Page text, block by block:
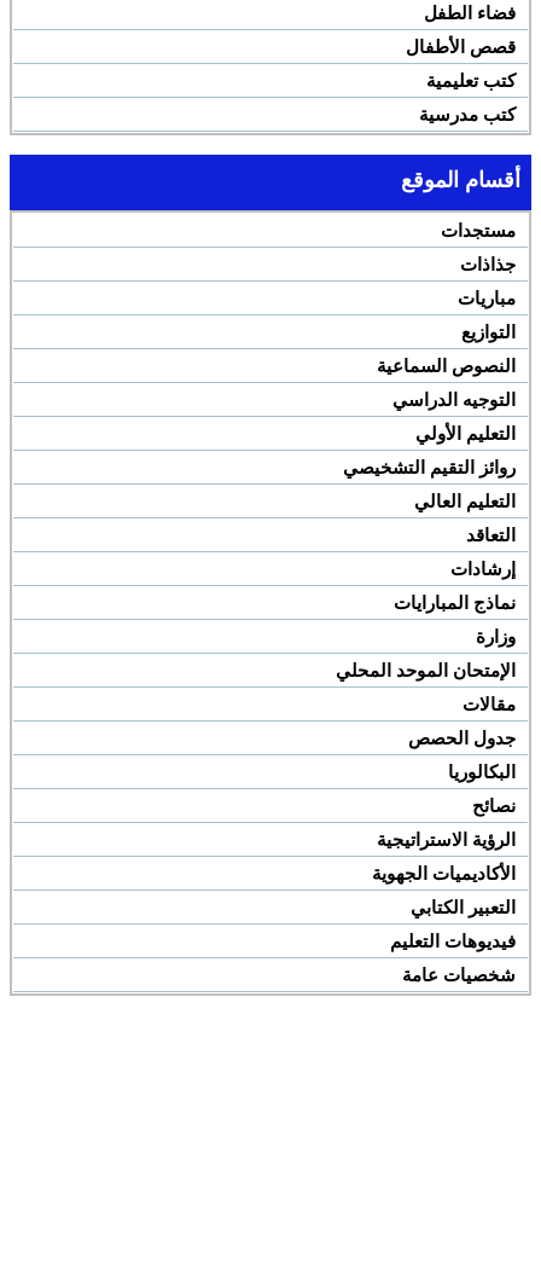
فضاء الطفل
قصص الأطفال
كتب تعليمية
كتب مدرسية
أقسام الموقع
مستجدات
جذاذات
مباريات
التوازيع
النصوص السماعية
التوجيه الدراسي
التعليم الأولي
روائز التقيم التشخيصي
التعليم العالي
التعاقد
إرشادات
نماذج المبارايات
وزارة
الإمتحان الموحد المحلي
مقالات
جدول الحصص
البكالوريا
نصائح
الرؤية الاستراتيجية
الأكاديميات الجهوية
التعبير الكتابي
فيديوهات التعليم
شخصيات عامة